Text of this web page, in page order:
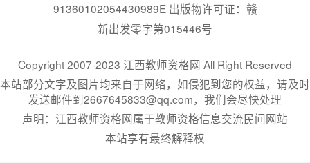
91360102054430989E 出版物许可证：赣
新出发零字第015446号
Copyright 2007-2023 江西教师资格网 All Right Reserved
本站部分文字及图片均来自于网络，如侵犯到您的权益，请及时
发送邮件到2667645833@qq.com，我们会尽快处理
声明：江西教师资格网属于教师资格信息交流民间网站
本站享有最终解释权